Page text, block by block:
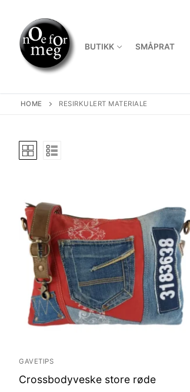
content
BUTIKK SMÅPRAT
HOME RESIRKULERT MATERIALE
GAVETIPS
Crossbodyveske store røde